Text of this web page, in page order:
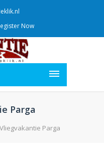
Now
Parga
Vliegvakantie Parga